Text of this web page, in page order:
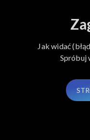
Jak widać
Spróbuj